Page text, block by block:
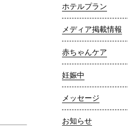
ホテルプラン
メディア掲載情報
赤ちゃんケア
妊娠中
メッセージ
お知らせ